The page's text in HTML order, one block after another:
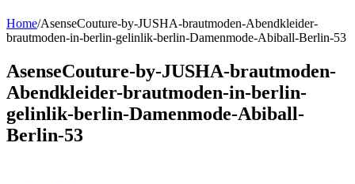
Home/AsenseCouture-by-JUSHA-brautmoden-Abendkleider-
brautmoden-in-berlin-gelinlik-berlin-Damenmode-Abiball-Berlin-53
AsenseCouture-by-JUSHA-brautmoden-
Abendkleider-brautmoden-in-berlin-
gelinlik-berlin-Damenmode-Abiball-
Berlin-53